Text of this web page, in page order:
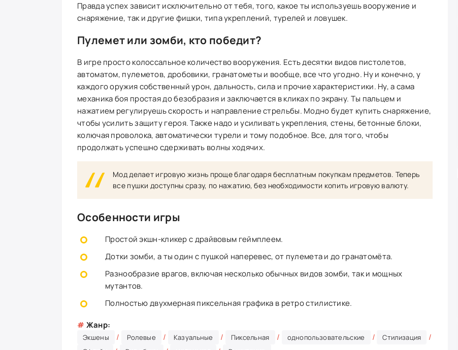
Правда успех зависит исключительно от тебя, того, какое ты используешь вооружение и
снаряжение, так и другие фишки, типа укреплений, турелей и ловушек.
Пулемет или зомби, кто победит?
В игре просто колоссальное количество вооружения. Есть десятки видов пистолетов,
автоматом, пулеметов, дробовики, гранатометы и вообще, все что угодно. Ну и конечно, у
каждого оружия собственный урон, дальность, сила и прочие характеристики. Ну, а сама
механика боя простая до безобразия и заключается в кликах по экрану. Ты пальцем и
нажатием регулируешь скорость и направление стрельбы. Модно будет купить снаряжение,
чтобы усилить защиту героя. Также надо и усиливать укрепления, стены, бетонные блоки,
колючая проволока, автоматически турели и тому подобное. Все, для того, чтобы
продолжать успешно сдерживать волны ходячих.
Мод делает игровую жизнь проще благодаря бесплатным покупкам предметов. Теперь
все пушки доступны сразу, по нажатию, без необходимости копить игровую валюту.
Особенности игры
Простой экшн-кликер с драйвовым геймплеем.
Дотки зомби, а ты один с пушкой наперевес, от пулемета и до гранатомёта.
Разнообразие врагов, включая несколько обычных видов зомби, так и мощных
мутантов.
Полностью двухмерная пиксельная графика в ретро стилистике.
# Жанр:
Экшены / Ролевые / Казуальные / Пиксельная / однопользовательские / Стилизация /